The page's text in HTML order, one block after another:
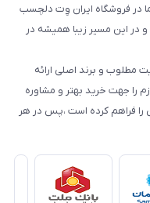
ما در فروشگاه ایران وِت دلچسب
در این مسیر زیبا همیشه در
مطلوب و برند اصلی ارائه
را جهت خرید بهتر و مشاوره
را فراهم کرده است ،پس در هر